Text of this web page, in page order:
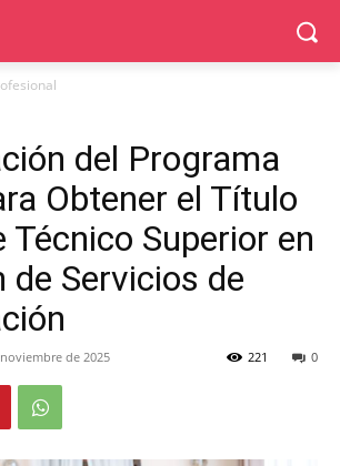
del Programa
Obtener el Título
Técnico Superior en
de Servicios de
de 2025 0
221